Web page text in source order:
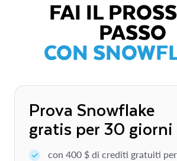
Guarda ora
EBOOK
5 componenti chiave per
governance di successo
strategia dati scalabile e sicura, che
sharing efficace e potenzi le iniziative AI
alta intensità di dati.
Scarica l’ebook
FAI IL
PASSO
CON
Prova Snowflake
gratis per 30 giorni
con 400 $ di crediti gratuiti